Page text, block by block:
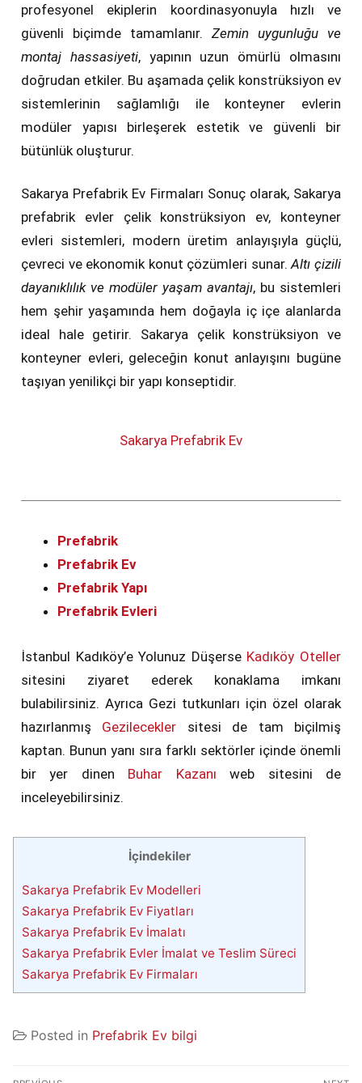
profesyonel ekiplerin koordinasyonuyla hızlı ve
güvenli biçimde tamamlanır. Zemin uygunluğu ve
montaj hassasiyeti, yapının uzun ömürlü olmasını
doğrudan etkiler. Bu aşamada çelik konstrüksiyon ev
sistemlerinin sağlamlığı ile konteyner evlerin
modüler yapısı birleşerek estetik ve güvenli bir
bütünlük oluşturur.
Sakarya Prefabrik Ev Firmaları Sonuç olarak, Sakarya
prefabrik evler çelik konstrüksiyon ev, konteyner
evleri sistemleri, modern üretim anlayışıyla güçlü,
çevreci ve ekonomik konut çözümleri sunar.Altı çizili
dayanıklılık ve modüler yaşam avantajı, bu sistemleri
hem şehir yaşamında hem doğayla iç içe alanlarda
ideal hale getirir. Sakarya çelik konstrüksiyon ve
konteyner evleri, geleceğin konut anlayışını bugüne
taşıyan yenilikçi bir yapı konseptidir.
Sakarya Prefabrik Ev
Prefabrik
Prefabrik Ev
Prefabrik Yapı
Prefabrik Evleri
İstanbul Kadıköy’e Yolunuz Düşerse Kadıköy Oteller
sitesini ziyaret ederek konaklama imkanı
bulabilirsiniz. Ayrıca Gezi tutkunları için özel olarak
hazırlanmış Gezilecekler sitesi de tam biçilmiş
kaptan. Bunun yanı sıra farklı sektörler içinde önemli
bir yer dinen Buhar Kazanı web sitesini de
inceleyebilirsiniz.
İçindekiler
Sakarya Prefabrik Ev Modelleri
Sakarya Prefabrik Ev Fiyatları
Sakarya Prefabrik Ev İmalatı
Sakarya Prefabrik Evler İmalat ve Teslim Süreci
Sakarya Prefabrik Ev Firmaları
Posted in Prefabrik Ev bilgi